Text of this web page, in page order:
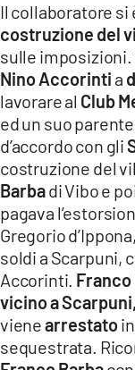
Il collaboratore
costruzione del
sulle imposizioni.
Nino Accorinti a
lavorare al Club
ed un suo
d’accordo con gli
costruzione del
Barbadi Vibo e
pagava
Gregorio
soldi a Scarpuni,
Accorinti. Franco
vicino a Scarpuni,
vienearrestatoin
sequestrata.